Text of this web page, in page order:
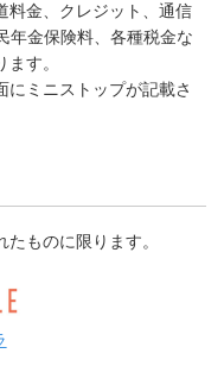
料金、クレジット、通信
年金保険料、各種税金な
す。
にミニストップが記載さ
ものに限ります。